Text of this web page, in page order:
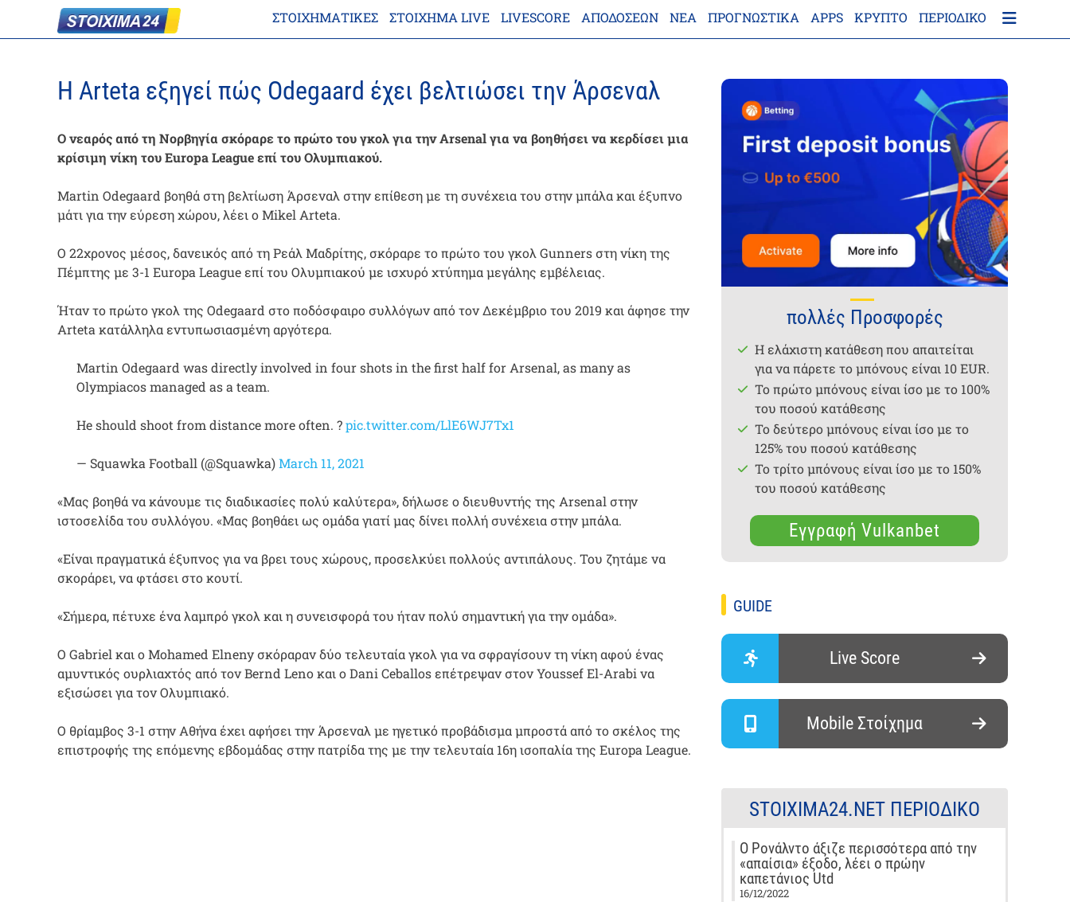
ΣΤΟΙΧΗΜΑΤΙΚΕΣ ΣΤΟΊΧΗΜΑ LIVE LIVESCORE ΑΠΟΔΌΣΕΩΝ ΝΈΑ ΠΡΟΓΝΩΣΤΙΚΑ APPS ΚΡΎΠΤΟ ΠΕΡΙΟΔΙΚΌ
Η Arteta εξηγεί πώς Odegaard έχει βελτιώσει την Άρσεναλ
Ο νεαρός από τη Νορβηγία σκόραρε το πρώτο του γκολ για την Arsenal για να βοηθήσει να κερδίσει μια
κρίσιμη νίκη του Europa League επί του Ολυμπιακού.
Martin Odegaard βοηθά στη βελτίωση Άρσεναλ στην επίθεση με τη συνέχεια του στην μπάλα και έξυπνο
μάτι για την εύρεση χώρου, λέει ο Mikel Arteta.
Ο 22χρονος μέσος, δανεικός από τη Ρεάλ Μαδρίτης, σκόραρε το πρώτο του γκολ Gunners στη νίκη της
Πέμπτης με 3-1 Europa League επί του Ολυμπιακού με ισχυρό χτύπημα μεγάλης εμβέλειας.
Ήταν το πρώτο γκολ της Odegaard στο ποδόσφαιρο συλλόγων από τον Δεκέμβριο του 2019 και άφησε την
Arteta κατάλληλα εντυπωσιασμένη αργότερα.
Martin Odegaard was directly involved in four shots in the first half for Arsenal, as many as
Olympiacos managed as a team.
He should shoot from distance more often. ?pic.twitter.com/LlE6WJ7Tx1
— Squawka Football (@Squawka)March 11, 2021
«Μας βοηθά να κάνουμε τις διαδικασίες πολύ καλύτερα», δήλωσε ο διευθυντής της Arsenal στην
ιστοσελίδα του συλλόγου. «Μας βοηθάει ως ομάδα γιατί μας δίνει πολλή συνέχεια στην μπάλα.
«Είναι πραγματικά έξυπνος για να βρει τους χώρους, προσελκύει πολλούς αντιπάλους. Του ζητάμε να
σκοράρει, να φτάσει στο κουτί.
«Σήμερα, πέτυχε ένα λαμπρό γκολ και η συνεισφορά του ήταν πολύ σημαντική για την ομάδα».
Ο Gabriel και ο Mohamed Elneny σκόραραν δύο τελευταία γκολ για να σφραγίσουν τη νίκη αφού ένας
αμυντικός ουρλιαχτός από τον Bernd Leno και ο Dani Ceballos επέτρεψαν στον Youssef El-Arabi να
εξισώσει για τον Ολυμπιακό.
Ο θρίαμβος 3-1 στην Αθήνα έχει αφήσει την Άρσεναλ με ηγετικό προβάδισμα μπροστά από το σκέλος της
επιστροφής της επόμενης εβδομάδας στην πατρίδα της με την τελευταία 16η ισοπαλία της Europa League.
πολλές Προσφορές
Η ελάχιστη κατάθεση που απαιτείται
για να πάρετε το μπόνους είναι 10 EUR.
Το πρώτο μπόνους είναι ίσο με το 100%
του ποσού κατάθεσης
Το δεύτερο μπόνους είναι ίσο με το
125% του ποσού κατάθεσης
Το τρίτο μπόνους είναι ίσο με το 150%
του ποσού κατάθεσης
Εγγραφή Vulkanbet
GUIDE
Live Score
Mobile Στοίχημα
STOIXIMA24.NET ΠΕΡΙΟΔΙΚΌ
Ο Ρονάλντο άξιζε περισσότερα από την
«απαίσια» έξοδο, λέει ο πρώην
καπετάνιος Utd
16/12/2022